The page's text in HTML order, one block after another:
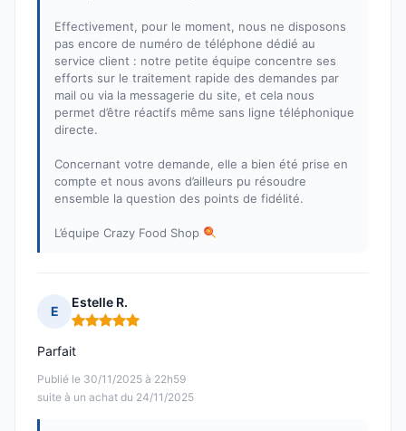
Effectivement, pour le moment, nous ne disposons
pas encore de numéro de téléphone dédié au
service client : notre petite équipe concentre ses
efforts sur le traitement rapide des demandes par
mail ou via la messagerie du site, et cela nous
permet d’être réactifs même sans ligne téléphonique
directe.
Concernant votre demande, elle a bien été prise en
compte et nous avons d’ailleurs pu résoudre
ensemble la question des points de fidélité.
L’équipe Crazy Food Shop
E
Estelle R.
Note : 5 sur 5
Publié le 30/11/2025 à 22h59
suite à un achat du 24/11/2025
Parfait